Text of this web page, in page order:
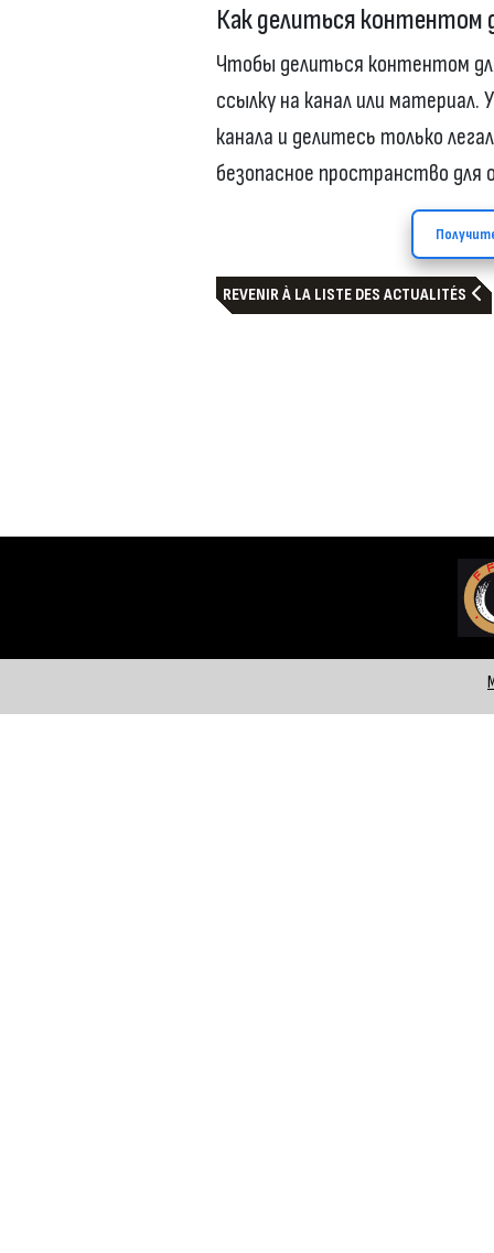
Как делиться контентом
Чтобы делиться контентом
ссылку на канал или
канала и делитесь только
безопасное пространство
REVENIR À LA LISTE DES ACTUALITÉS